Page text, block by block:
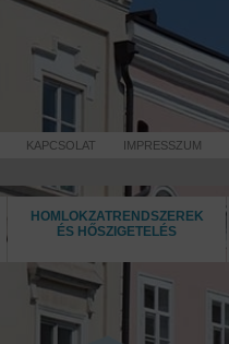
KAPCSOLAT IMPRESSZUM
HOMLOKZATRENDSZEREK
ÉS HŐSZIGETELÉS